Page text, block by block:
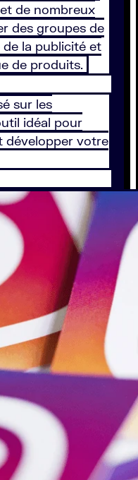
de nombreux
des groupes de
la publicité et
de produits.
sur les
idéal pour
développer votre